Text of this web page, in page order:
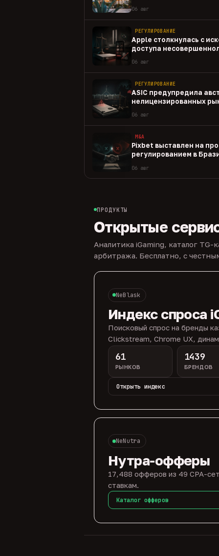
06 авг
РЕГУЛИРОВАНИЕ
Apple столкнулась с
доступа
06 авг
РЕГУЛИРОВАНИЕ
ASIC предупредила
нелицензированных
06 авг
M&A
Pixbet выставлен на
регулированием в
06 авг
ПРОДУКТЫ
Открытые
Аналитика iGaming, каталог
арбитража. Бесплатно, с
NeBlask
Индекс спроса
Поисковый спрос на бренды
Clickstream, Chrome UX,
61
РЫНКОВ
1439
БРЕНДОВ
Открыть индекс
NeNutra
Нутра-офферы
17,488 офферов из 49 CPA-
ставкам.
Каталог офферов